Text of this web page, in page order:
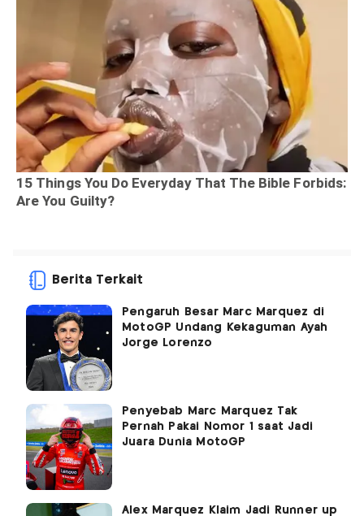
Berita Terkait
Pengaruh Besar Marc Marquez di
MotoGP Undang Kekaguman Ayah
Jorge Lorenzo
Penyebab Marc Marquez Tak
Pernah Pakai Nomor 1 saat Jadi
Juara Dunia MotoGP
Alex Marquez Klaim Jadi Runner up